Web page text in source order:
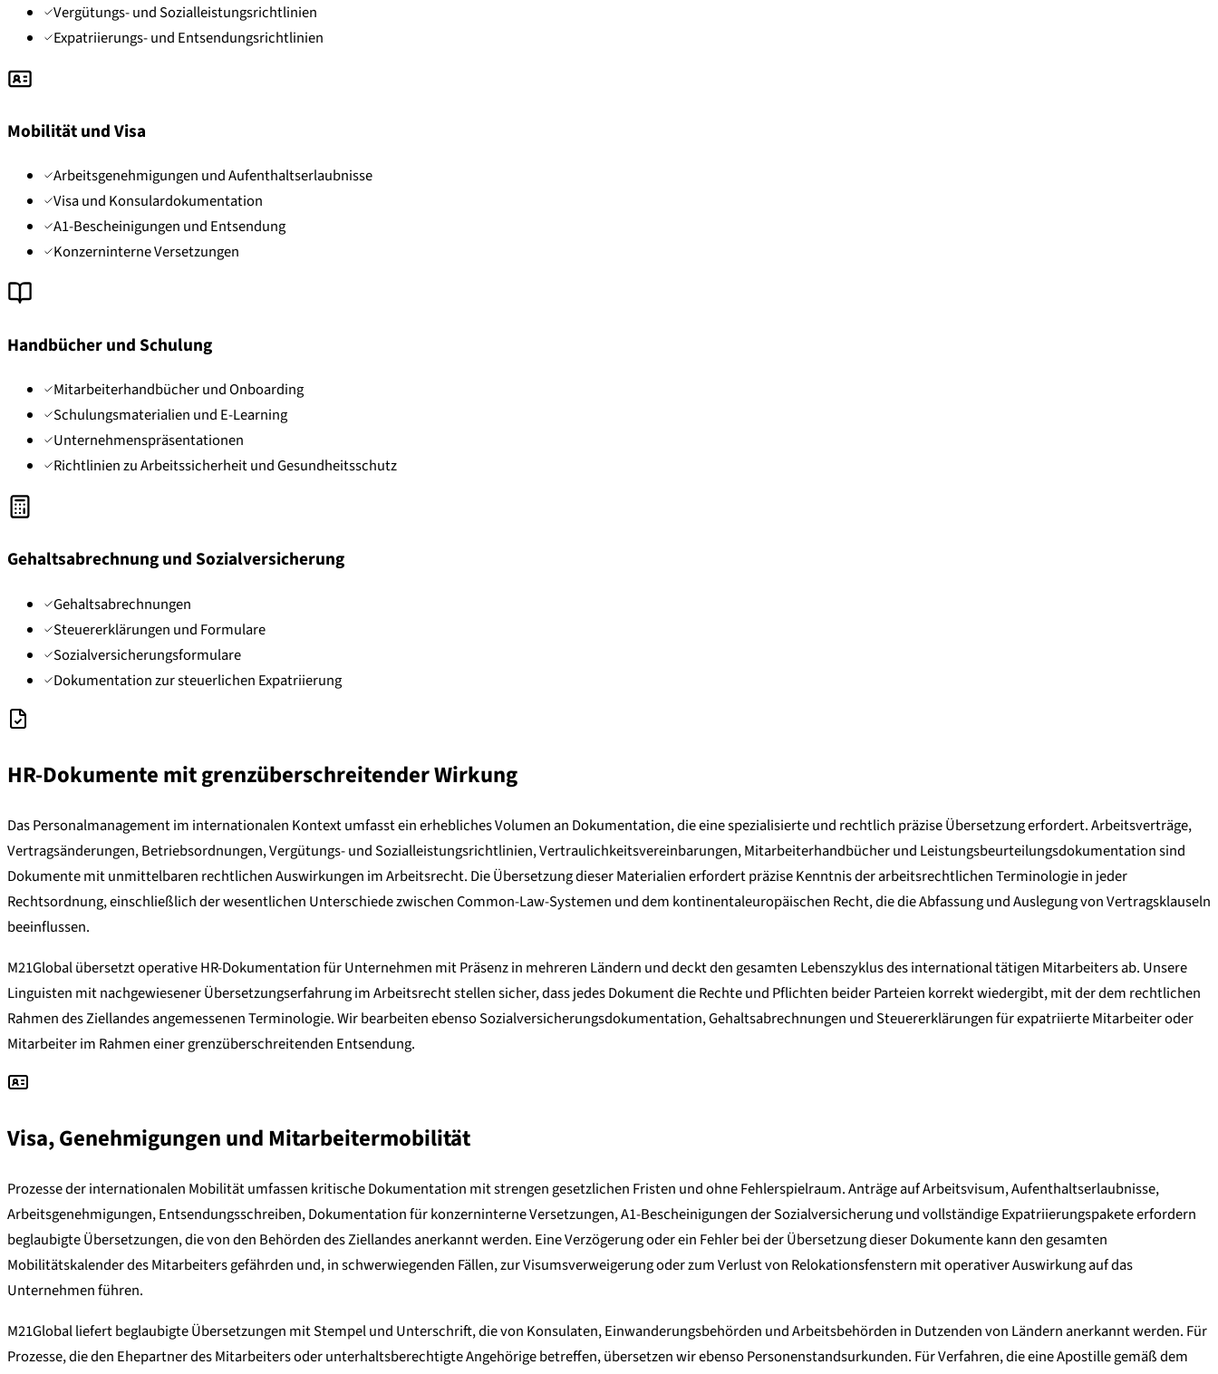
Vergütungs- und Sozialleistungsrichtlinien
Expatriierungs- und Entsendungsrichtlinien
Mobilität und Visa
Arbeitsgenehmigungen und Aufenthaltserlaubnisse
Visa und Konsulardokumentation
A1-Bescheinigungen und Entsendung
Konzerninterne Versetzungen
Handbücher und Schulung
Mitarbeiterhandbücher und Onboarding
Schulungsmaterialien und E-Learning
Unternehmenspräsentationen
Richtlinien zu Arbeitssicherheit und Gesundheitsschutz
Gehaltsabrechnung und Sozialversicherung
Gehaltsabrechnungen
Steuererklärungen und Formulare
Sozialversicherungsformulare
Dokumentation zur steuerlichen Expatriierung
HR-Dokumente mit grenzüberschreitender Wirkung
Das Personalmanagement im internationalen Kontext umfasst ein erhebliches Volumen an Dokumentation, die eine spezialisierte und rechtlich präzise Übersetzung erfordert. Arbeitsverträge,
Vertragsänderungen, Betriebsordnungen, Vergütungs- und Sozialleistungsrichtlinien, Vertraulichkeitsvereinbarungen, Mitarbeiterhandbücher und Leistungsbeurteilungsdokumentation sind
Dokumente mit unmittelbaren rechtlichen Auswirkungen im Arbeitsrecht. Die Übersetzung dieser Materialien erfordert präzise Kenntnis der arbeitsrechtlichen Terminologie in jeder
Rechtsordnung, einschließlich der wesentlichen Unterschiede zwischen Common-Law-Systemen und dem kontinentaleuropäischen Recht, die die Abfassung und Auslegung von Vertragsklauseln
beeinflussen.
M21Global übersetzt operative HR-Dokumentation für Unternehmen mit Präsenz in mehreren Ländern und deckt den gesamten Lebenszyklus des international tätigen Mitarbeiters ab. Unsere
Linguisten mit nachgewiesener Übersetzungserfahrung im Arbeitsrecht stellen sicher, dass jedes Dokument die Rechte und Pflichten beider Parteien korrekt wiedergibt, mit der dem rechtlichen
Rahmen des Ziellandes angemessenen Terminologie. Wir bearbeiten ebenso Sozialversicherungsdokumentation, Gehaltsabrechnungen und Steuererklärungen für expatriierte Mitarbeiter oder
Mitarbeiter im Rahmen einer grenzüberschreitenden Entsendung.
Visa, Genehmigungen und Mitarbeitermobilität
Prozesse der internationalen Mobilität umfassen kritische Dokumentation mit strengen gesetzlichen Fristen und ohne Fehlerspielraum. Anträge auf Arbeitsvisum, Aufenthaltserlaubnisse,
Arbeitsgenehmigungen, Entsendungsschreiben, Dokumentation für konzerninterne Versetzungen, A1-Bescheinigungen der Sozialversicherung und vollständige Expatriierungspakete erfordern
beglaubigte Übersetzungen, die von den Behörden des Ziellandes anerkannt werden. Eine Verzögerung oder ein Fehler bei der Übersetzung dieser Dokumente kann den gesamten
Mobilitätskalender des Mitarbeiters gefährden und, in schwerwiegenden Fällen, zur Visumsverweigerung oder zum Verlust von Relokationsfenstern mit operativer Auswirkung auf das
Unternehmen führen.
M21Global liefert beglaubigte Übersetzungen mit Stempel und Unterschrift, die von Konsulaten, Einwanderungsbehörden und Arbeitsbehörden in Dutzenden von Ländern anerkannt werden. Für
Prozesse, die den Ehepartner des Mitarbeiters oder unterhaltsberechtigte Angehörige betreffen, übersetzen wir ebenso Personenstandsurkunden. Für Verfahren, die eine Apostille gemäß dem